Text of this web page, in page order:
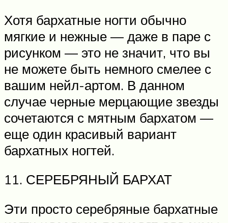
Хотя бархатные ногти обычно
мягкие и нежные — даже в паре с
рисунком — это не значит, что вы
не можете быть немного смелее с
вашим нейл-артом. В данном
случае черные мерцающие звезды
сочетаются с мятным бархатом —
еще один красивый вариант
бархатных ногтей.
11. СЕРЕБРЯНЫЙ БАРХАТ
Эти просто серебряные бархатные